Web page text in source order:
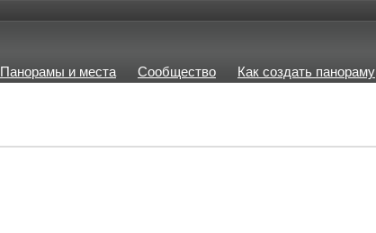
Панорамы и места Сообщество Как создать панораму